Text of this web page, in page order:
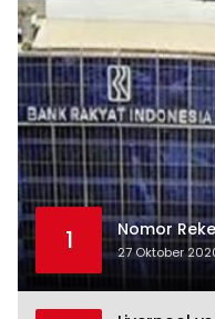
1 Nomor
27 Oktober